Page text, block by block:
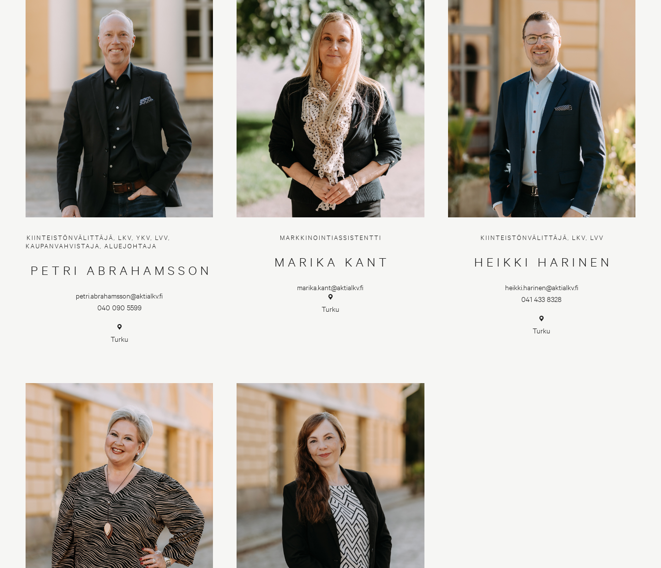
KIINTEISTÖNVÄLITTÄJÄ, LKV, YKV, LVV,
KAUPANVAHVISTAJA, ALUEJOHTAJA
PETRI ABRAHAMSSON
petri.abrahamsson@aktialkv.fi
040 090 5599
Turku
MARKKINOINTIASSISTENTTI
MARIKA KANT
marika.kant@aktialkv.fi
Turku
KIINTEISTÖNVÄLITTÄJÄ, LKV, LVV
HEIKKI HARINEN
heikki.harinen@aktialkv.fi
041 433 8328
Turku